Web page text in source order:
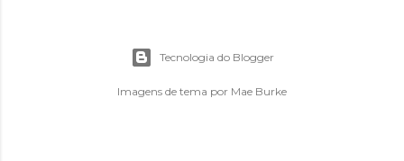
Tecnologia do Blogger
Imagens de tema por Mae Burke